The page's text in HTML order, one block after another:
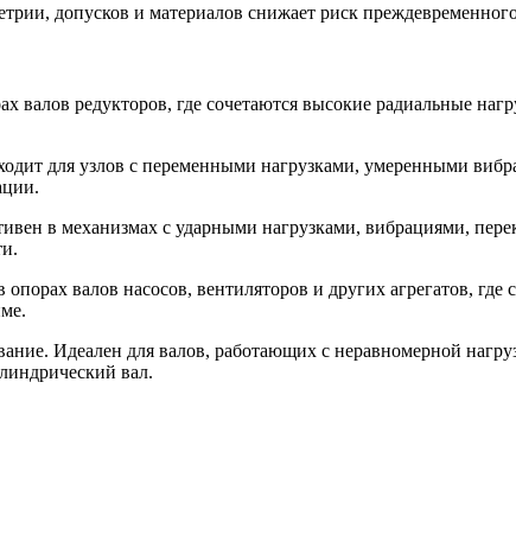
допусков и материалов снижает риск
валов редукторов, где сочетаются высокие радиальные
для узлов с переменными нагрузками, умеренными
в механизмах с ударными нагрузками, вибрациями,
валов насосов, вентиляторов и других агрегатов,
Идеален для валов, работающих с неравномерной
вал.